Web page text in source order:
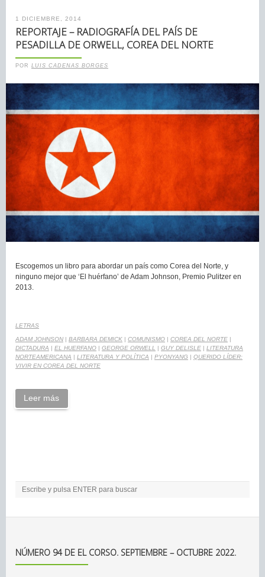
1 DICIEMBRE, 2014
REPORTAJE – RADIOGRAFÍA DEL PAÍS DE
PESADILLA DE ORWELL, COREA DEL NORTE
POR LUIS CADENAS BORGES
Escogemos un libro para abordar un país como Corea del Norte, y
ninguno mejor que ‘El huérfano’ de Adam Johnson, Premio Pulitzer en
2013.
LETRAS
ADAM JOHNSON | BARBARA DEMICK | COMUNISMO | COREA DEL NORTE |
DICTADURA | EL HUERFANO | GEORGE ORWELL | GUY DELISLE | LITERATURA
NORTEAMERICANA | LITERATURA Y POLÍTICA | PYONYANG | QUERIDO LÍDER:
VIVIR EN COREA DEL NORTE
Leer más
NÚMERO 94 DE EL CORSO. SEPTIEMBRE – OCTUBRE 2022.